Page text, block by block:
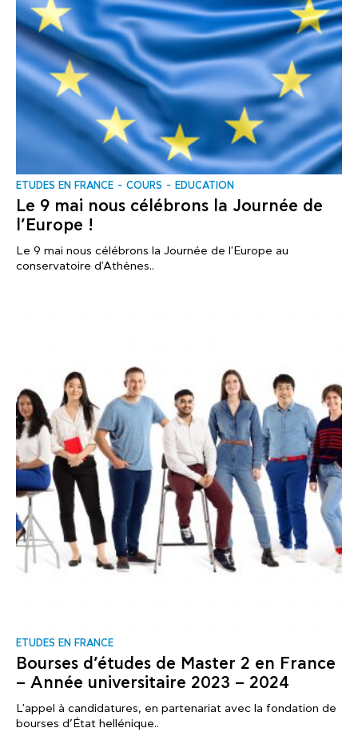
ΕTUDES EN FRANCE COURS EDUCATION
Le 9 mai nous célébrons la Journée de
l’Europe !
Le 9 mai nous célébrons la Journée de l'Europe au
conservatoire d'Athènes..
ΕTUDES EN FRANCE
Bourses d’études de Master 2 en France
– Année universitaire 2023 – 2024
L'appel à candidatures, en partenariat avec la fondation de
bourses d’État hellénique..